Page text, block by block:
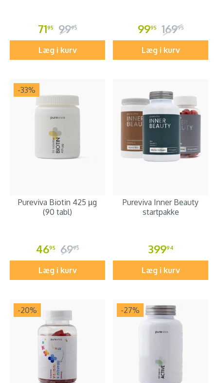
7195 9995
Læg i kurv
9995 16995
Læg i kurv
-33%
Pureviva Biotin 425 µg
(90 tabl)
4695 6995
Læg i kurv
Pureviva Inner Beauty
startpakke
39994
Læg i kurv
-20% -27%